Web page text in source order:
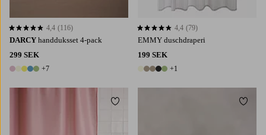
DARCY handduksset 4-pack
299 SEK
12 färger
+7
4,4 baserat på 116 st betyg
4,4 (116)
EMMY duschdraperi
199 SEK
6 färger
+1
4,4 baserat på 79 st betyg
4,4 (79)
Lägg till i favoriter Lägg